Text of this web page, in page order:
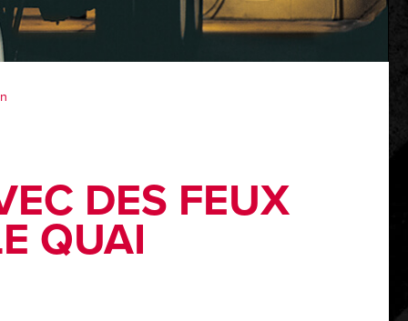
DES FEUX
QUAI